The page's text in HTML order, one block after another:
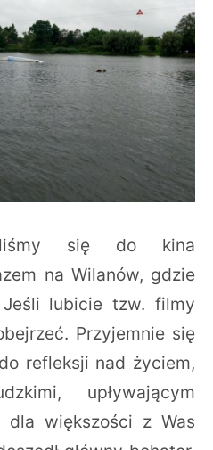
się do kina
na Wilanów, gdzie
Jeśli lubicie tzw. filmy
Przyjemnie się
refleksji nad życiem,
upływającym
większości z Was